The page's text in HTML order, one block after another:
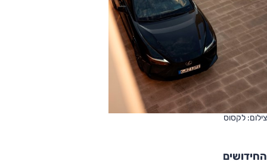
צילום: לקסוס
החידושים